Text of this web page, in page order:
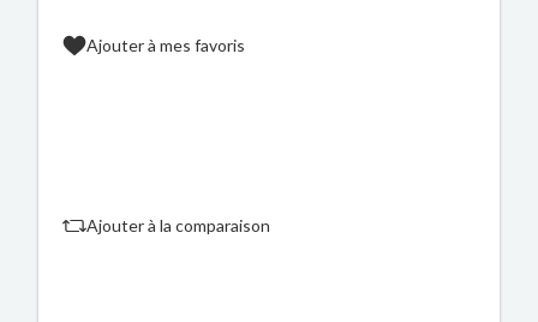
Ajouter à mes favoris
Ajouter à la comparaison